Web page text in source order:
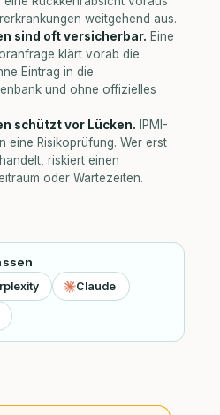
weitgehend aus.
sind oft versicherbar. Eine
klärt vorab die
Eintrag in die
und ohne offizielles
schützt vor Lücken.
IPMI-
eine Risikoprüfung. Wer erst
riskiert einen
oder Wartezeiten.
Claude